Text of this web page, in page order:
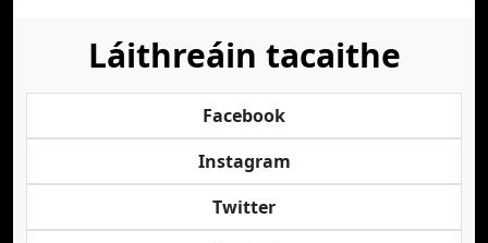
Láithreáin tacaithe
Facebook
Instagram
Twitter